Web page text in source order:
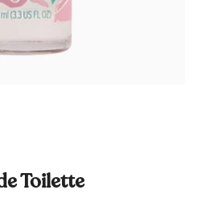
Toilette